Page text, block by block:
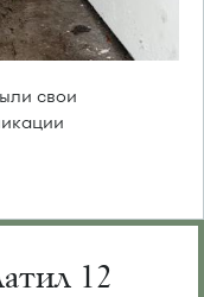
свои
12